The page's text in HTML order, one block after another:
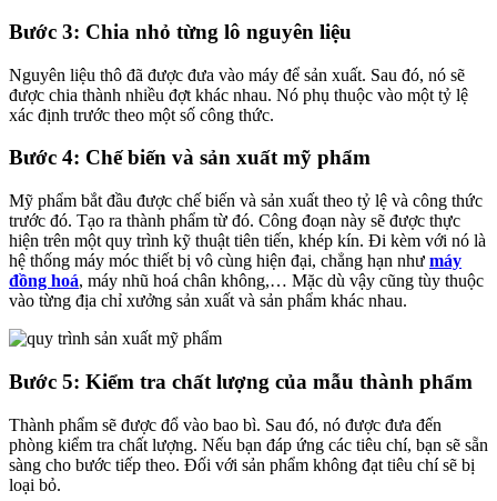
Bước 3: Chia nhỏ từng lô nguyên liệu
Nguyên liệu thô đã được đưa vào máy để sản xuất. Sau đó, nó sẽ
được chia thành nhiều đợt khác nhau. Nó phụ thuộc vào một tỷ lệ
xác định trước theo một số công thức.
Bước 4: Chế biến và sản xuất mỹ phẩm
Mỹ phẩm bắt đầu được chế biến và sản xuất theo tỷ lệ và công thức
trước đó. Tạo ra thành phẩm từ đó. Công đoạn này sẽ được thực
hiện trên một quy trình kỹ thuật tiên tiến, khép kín. Đi kèm với nó là
hệ thống máy móc thiết bị vô cùng hiện đại, chẳng hạn như máy
đồng hoá, máy nhũ hoá chân không,… Mặc dù vậy cũng tùy thuộc
vào từng địa chỉ xưởng sản xuất và sản phẩm khác nhau.
Bước 5: Kiểm tra chất lượng của mẫu thành phẩm
Thành phẩm sẽ được đổ vào bao bì. Sau đó, nó được đưa đến
phòng kiểm tra chất lượng. Nếu bạn đáp ứng các tiêu chí, bạn sẽ sẵn
sàng cho bước tiếp theo. Đối với sản phẩm không đạt tiêu chí sẽ bị
loại bỏ.